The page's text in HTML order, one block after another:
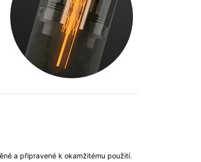
a připravené k okamžitému použití.